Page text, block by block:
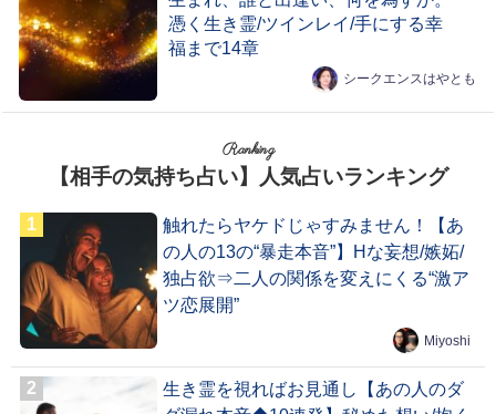
憑く生き霊/ツインレイ/手にする幸
福まで14章
シークエンスはやとも
Ranking
【相手の気持ち占い】人気占いランキング
触れたらヤケドじゃすみません！【あ
の人の13の“暴走本音”】Hな妄想/嫉妬/
独占欲⇒二人の関係を変えにくる“激ア
ツ恋展開”
Miyoshi
生き霊を視ればお見通し【あの人のダ